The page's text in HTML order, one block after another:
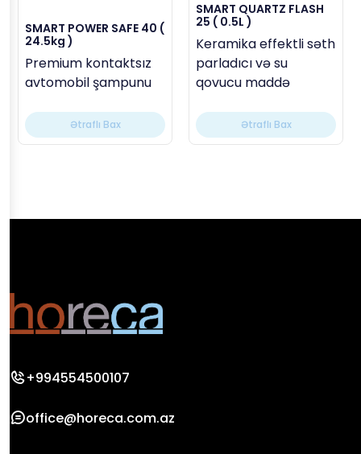
SMART POWER SAFE 40 (
24.5kg )
Premium kontaktsız
avtomobil şampunu
Ətraflı Bax
SMART QUARTZ FLASH
25 ( 0.5L )
Keramika effektli səth
parladıcı və su
qovucu maddə
Ətraflı Bax
+994554500107
office@horeca.com.az